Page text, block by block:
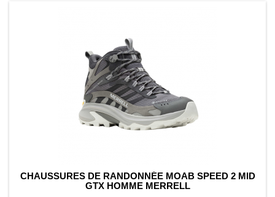
CHAUSSURES DE RANDONNÉE MOAB SPEED 2 MID
GTX HOMME MERRELL